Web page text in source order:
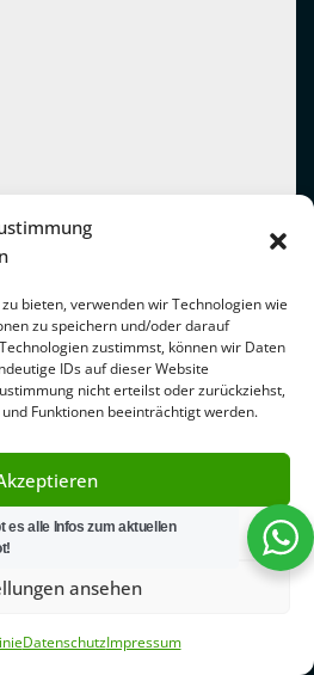
bieten, verwenden wir Technologien wie
zu speichern und/oder darauf
zustimmst, können wir Daten
IDs auf dieser Website
nicht erteilst oder zurückziehst,
Funktionen beeinträchtigt werden.
Ablehnen
ansehen
DatenschutzImpressum
es alle Infos zum aktuellen